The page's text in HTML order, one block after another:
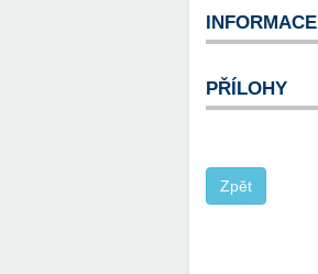
INFORMACE
PŘÍLOHY